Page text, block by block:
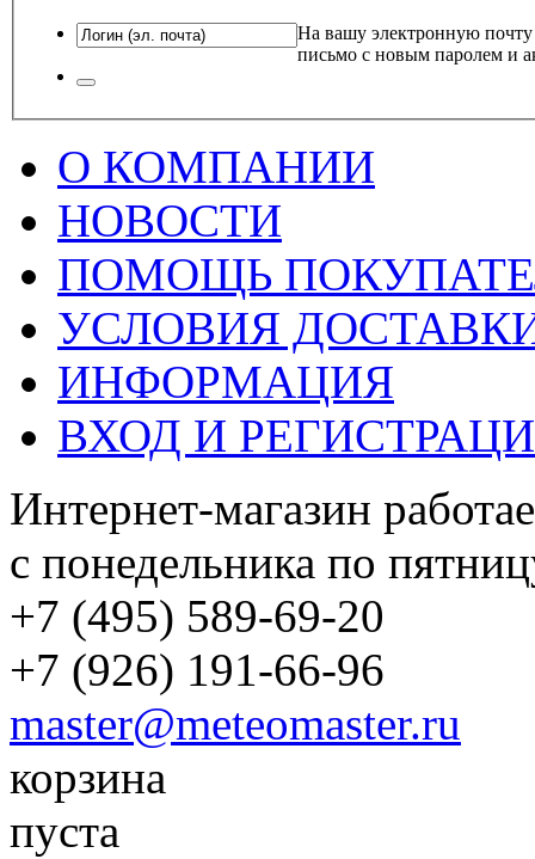
На вашу электронную почту
письмо с новым паролем и
О КОМПАНИИ
НОВОСТИ
ПОМОЩЬ
УСЛОВИЯ
ИНФОРМАЦИЯ
ВХОД И
Интернет-магазин
с понедельника по
+7 (495) 589-69-20
+7 (926) 191-66-96
master@meteomaster.ru
корзина
пуста